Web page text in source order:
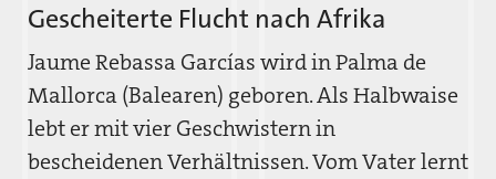
Gescheiterte Flucht nach Afrika
Jaume Rebassa Garcías wird in Palma de
Mallorca (Balearen) geboren. Als Halbwaise
lebt er mit vier Geschwistern in
bescheidenen Verhältnissen. Vom Vater lernt